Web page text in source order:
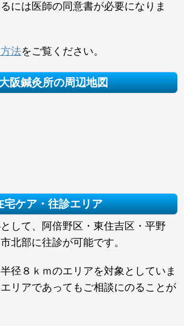
には医師の同意書が必要になりま
法をご覧ください。
阪鍼灸所の周辺地図
宅ケア・往診エリア
して、阿倍野区・東住吉区・平野
北部に往診が可能です。
径８ｋｍのエリアを対象としていま
リアであってもご相談にのることが